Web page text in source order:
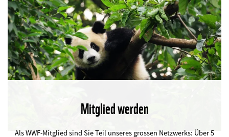
Mitglied werden
Als WWF-Mitglied sind Sie Teil unseres grossen Netzwerks: Über 5